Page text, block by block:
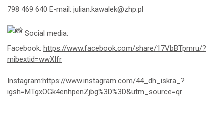
798 469 640 E-mail: julian.kawalek@zhp.pl
Social media:
Facebook: https://www.facebook.com/share/17VbBTpmru/?
mibextid=wwXIfr
⁩Instagram:https://www.instagram.com/44_dh_iskra_?
igsh=MTgxOGk4enhpenZjbg%3D%3D&utm_source=qr